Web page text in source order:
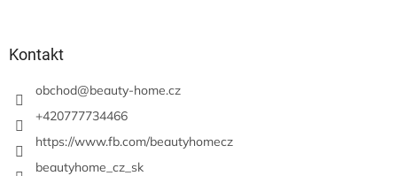
Kontakt
obchod@beauty-home.cz
+420777734466
https://www.fb.com/beautyhomecz
beautyhome_cz_sk